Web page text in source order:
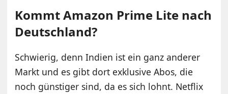
Kommt Amazon Prime Lite nach
Deutschland?
Schwierig, denn Indien ist ein ganz anderer
Markt und es gibt dort exklusive Abos, die
noch günstiger sind, da es sich lohnt. Netflix